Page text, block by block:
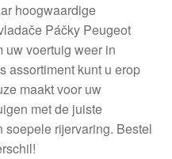
hoogwaardige
Páčky Peugeot
uw voertuig weer in
assortiment kunt u erop
maakt voor uw
met de juiste
rijervaring. Bestel